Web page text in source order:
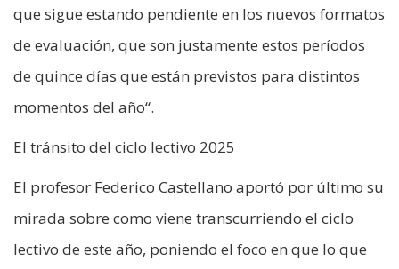
que sigue estando pendiente en los nuevos formatos
de evaluación, que son justamente estos períodos
de quince días que están previstos para distintos
momentos del año“.
El tránsito del ciclo lectivo 2025
El profesor Federico Castellano aportó por último su
mirada sobre como viene transcurriendo el ciclo
lectivo de este año, poniendo el foco en que lo que